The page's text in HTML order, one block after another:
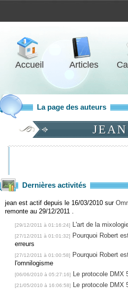
Accueil Articles
La page des auteurs
JEAN
Dernières activités
jean est actif depuis le 16/03/2010 sur
remonte au 29/12/2011 .
[29/12/2011 à 01:16:24] L'art de la
[27/12/2011 à 01:01:32] Pourquoi Robert
erreurs
[27/12/2011 à 01:00:58] Pourquoi Robert
l'omnilogisme
[06/06/2010 à 05:27:16] Le protocole DMX
[21/05/2010 à 16:06:58] Le protocole DMX